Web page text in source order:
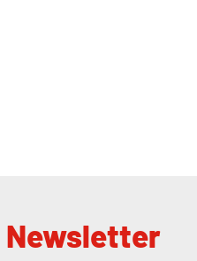
Newsletter